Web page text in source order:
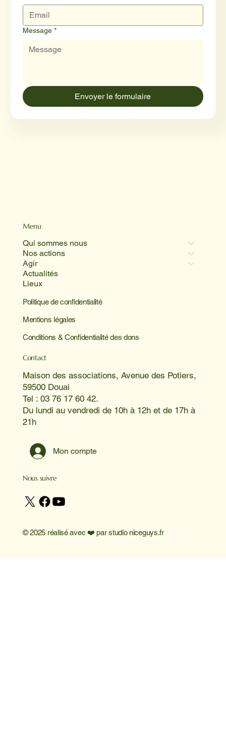
Menu
Qui sommes nous
Nos actions
Agir
Actualités
Lieux
Politique de confidentialité
Mentions légales
Conditions & Confidentialité des dons
Contact
Maison des associations, Avenue des Potiers,
59500 Douai
Tel : 03 76 17 60 42.
Du lundi au vendredi de 10h à 12h et de 17h à
21h
Mon compte
Nous suivre
© 2025 réalisé avec ❤️ parstudio niceguys.fr
Message *
Envoyer le formulaire